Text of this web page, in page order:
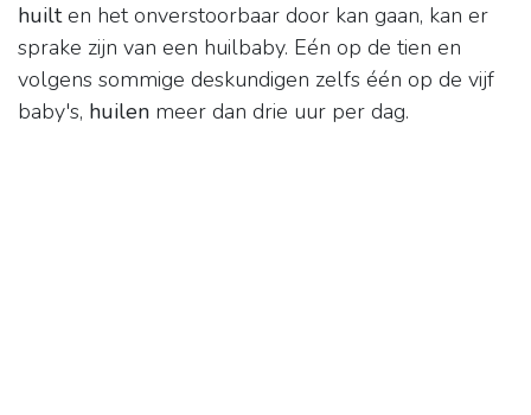
huilten het onverstoorbaar door kan gaan, kan er
sprake zijn van een huilbaby. Eén op de tien en
volgens sommige deskundigen zelfs één op de vijf
baby's, huilen meer dan drie uur per dag.